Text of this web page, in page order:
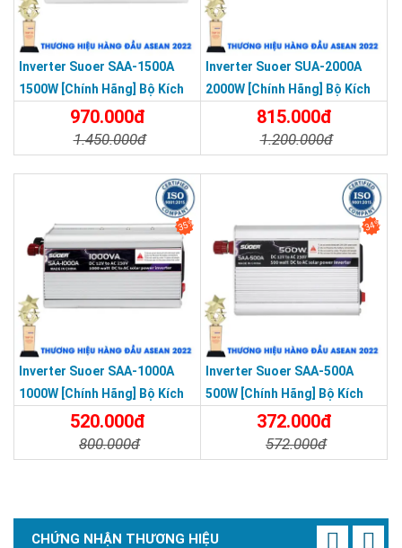
Inverter Suoer SAA-1500A
1500W [Chính Hãng] Bộ Kích
Điện 12V Lên 220V - Máy Kích
Điện Sin Mô Phỏng
970.000đ
1.450.000đ
Inverter Suoer SUA-2000A
2000W [Chính Hãng] Bộ Kích
Điện 12V Lên 220V - Máy Kích
Điện Sin Mô Phỏng
815.000đ
1.200.000đ
35%
Inverter Suoer SAA-1000A
1000W [Chính Hãng] Bộ Kích
Điện 12V Lên 220V - Máy Kích
Điện Sin Mô Phỏng
520.000đ
800.000đ
34%
Inverter Suoer SAA-500A
500W [Chính Hãng] Bộ Kích
Điện 12V Lên 220V - Máy Kích
Điện Sin Mô Phỏng
372.000đ
572.000đ
CHỨNG NHẬN THƯƠNG HIỆU